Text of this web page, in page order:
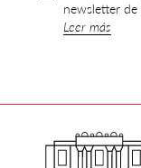
newsletter de
Leer más